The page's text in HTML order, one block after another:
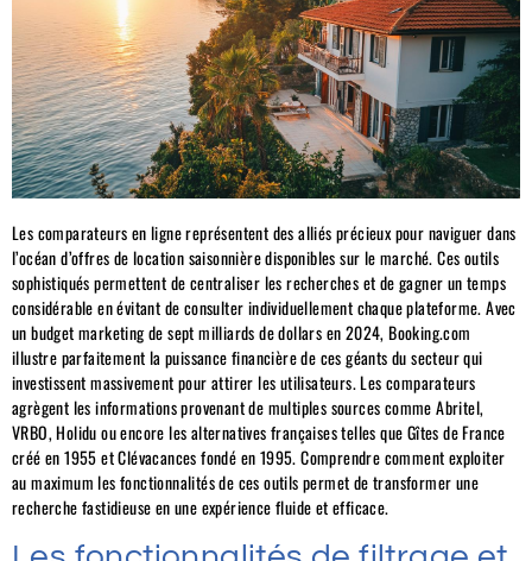
Les comparateurs en ligne représentent des alliés précieux pour naviguer dans
l’océan d’offres de location saisonnière disponibles sur le marché. Ces outils
sophistiqués permettent de centraliser les recherches et de gagner un temps
considérable en évitant de consulter individuellement chaque plateforme. Avec
un budget marketing de sept milliards de dollars en 2024, Booking.com
illustre parfaitement la puissance financière de ces géants du secteur qui
investissent massivement pour attirer les utilisateurs. Les comparateurs
agrègent les informations provenant de multiples sources comme Abritel,
VRBO, Holidu ou encore les alternatives françaises telles que Gîtes de France
créé en 1955 et Clévacances fondé en 1995. Comprendre comment exploiter
au maximum les fonctionnalités de ces outils permet de transformer une
recherche fastidieuse en une expérience fluide et efficace.